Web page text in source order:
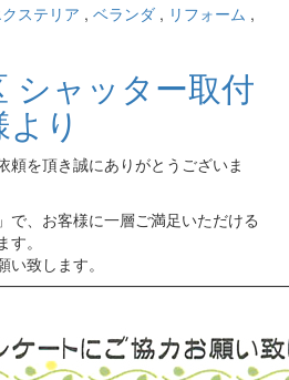
ステリア , ベランダ , リフォーム ,
シャッター取付
り
頼を頂き誠にありがとうございま
で、お客様に一層ご満足いただける
。
致します。